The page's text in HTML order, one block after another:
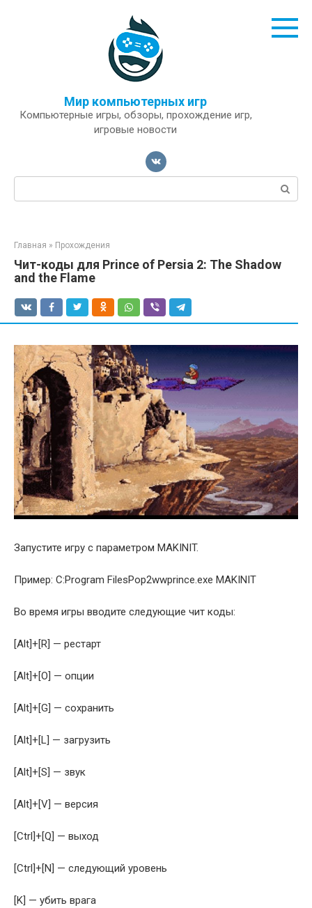
Мир компьютерных игр
Компьютерные игры, обзоры, прохождение игр,
игровые новости
Поиск:
Главная » Прохождения
Чит-коды для Prince of Persia 2: The Shadow
and the Flame
Запустите игру с параметром MAKINIT.
Пример: C:Program FilesPop2wwprince.exe MAKINIT
Во время игры вводите следующие чит коды:
[Alt]+[R] — рестарт
[Alt]+[O] — опции
[Alt]+[G] — сохранить
[Alt]+[L] — загрузить
[Alt]+[S] — звук
[Alt]+[V] — версия
[Ctrl]+[Q] — выход
[Ctrl]+[N] — следующий уровень
[K] — убить врага